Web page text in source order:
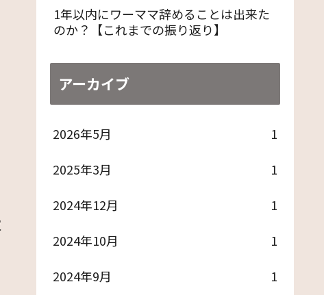
1年以内にワーママ辞めることは出来た
のか？【これまでの振り返り】
アーカイブ
2026年5月
1
2025年3月
1
2024年12月
1
2024年10月
1
2024年9月
1